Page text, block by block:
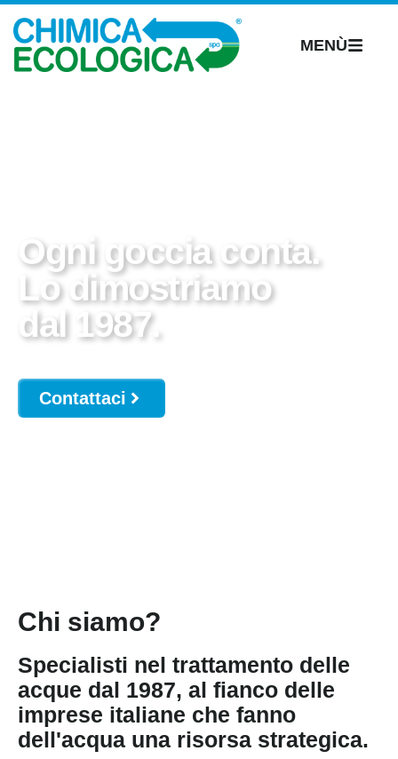
MENÙ
Ogni goccia conta.
Lo dimostriamo
dal 1987.
Contattaci
Chi siamo?
Specialisti nel trattamento delle
acque dal 1987, al fianco delle
imprese italiane che fanno
dell'acqua una risorsa strategica.